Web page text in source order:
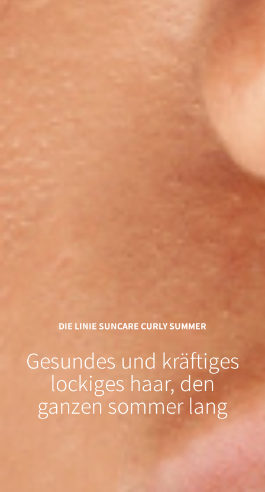
DIE LINIE SUNCARE CURLY SUMMER
Gesundes und kräftiges
lockiges haar, den
ganzen sommer lang